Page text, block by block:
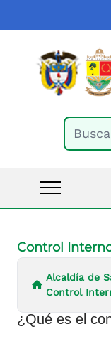
Control
Alcaldía de
Control
¿Qué es el